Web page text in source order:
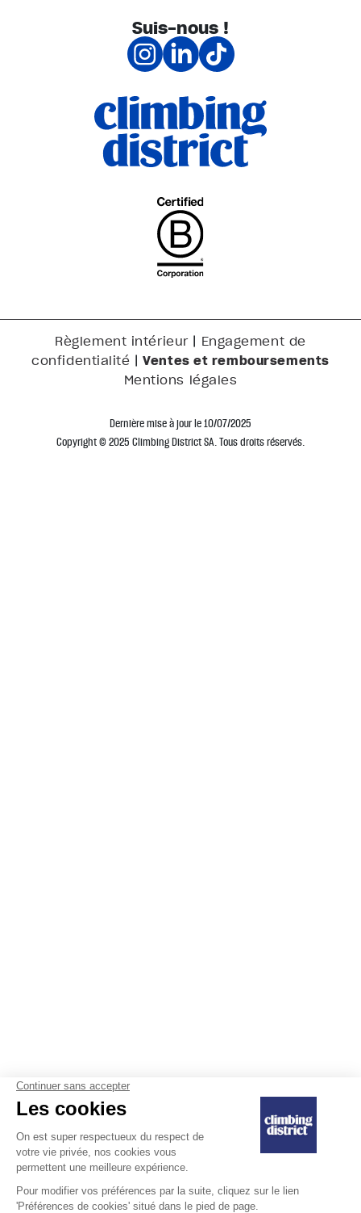
Suis-nous !
Règlement intérieur| Engagement de
confidentialité |Ventes et remboursements
Mentions légales
Dernière mise à jour le 10/07/2025
Copyright © 2025 Climbing District SA. Tous droits réservés.